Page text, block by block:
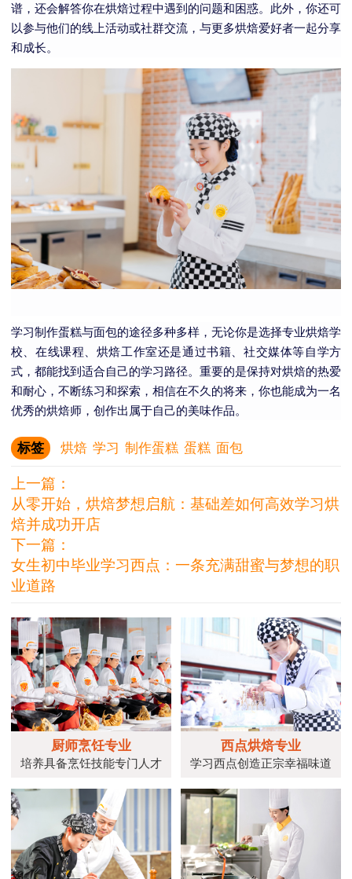
谱，还会解答你在烘焙过程中遇到的问题和困惑。此外，你还可
以参与他们的线上活动或社群交流，与更多烘焙爱好者一起分享
和成长。
学习制作蛋糕与面包的途径多种多样，无论你是选择专业烘焙学
校、在线课程、烘焙工作室还是通过书籍、社交媒体等自学方
式，都能找到适合自己的学习路径。重要的是保持对烘焙的热爱
和耐心，不断练习和探索，相信在不久的将来，你也能成为一名
优秀的烘焙师，创作出属于自己的美味作品。
标签 烘焙 学习 制作蛋糕 蛋糕 面包
上一篇：
从零开始，烘焙梦想启航：基础差如何高效学习烘
焙并成功开店
下一篇：
女生初中毕业学习西点：一条充满甜蜜与梦想的职
业道路
厨师烹饪专业
培养具备烹饪技能专门人才
西点烘焙专业
学习西点创造正宗幸福味道